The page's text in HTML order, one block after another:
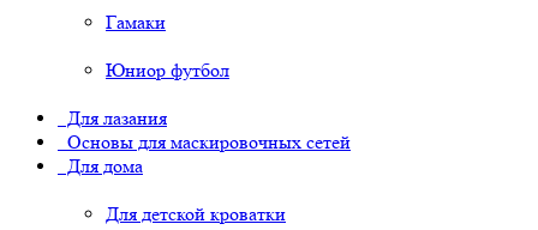
Гамаки
Юниор футбол
Для лазания
Основы для маскировочных сетей
Для дома
Для детской кроватки